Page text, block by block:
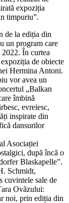
expoziția
timpuriu”.
de la ediția din
un program care
2022. În curtea
de obiecte
Hermina Antoni.
vor avea un
„Balkan
îmbină
evreiesc,
inspirate din
dansurilor
Asociației
după încă o
Blaskapelle”.
Schmidt,
cuvintele sale de
Ovăzului:
noi, prin ediția din